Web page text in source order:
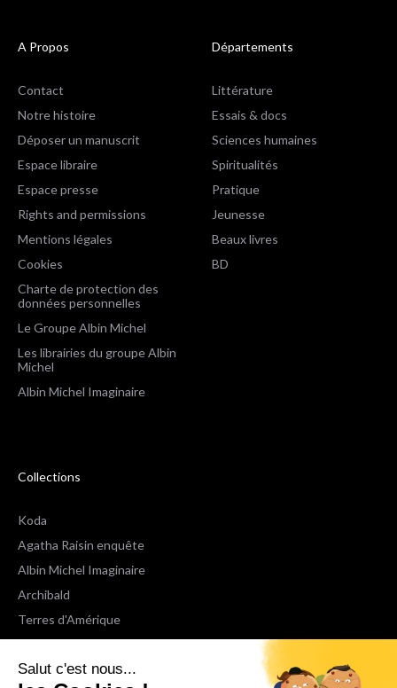
Salut c'est nous...
A Propos
Contact
Notre histoire
Déposer un manuscrit
Espace libraire
Espace presse
Rights and permissions
Mentions légales
Cookies
Charte de protection des
données personnelles
Le Groupe Albin Michel
Les librairies du groupe Albin
Michel
Albin Michel Imaginaire
Départements
Littérature
Essais & docs
Sciences humaines
Spiritualités
Pratique
Jeunesse
Beaux livres
BD
Collections
Koda
Agatha Raisin enquête
Albin Michel Imaginaire
Archibald
Terres d'Amérique
Espaces Libres Poche
NOX